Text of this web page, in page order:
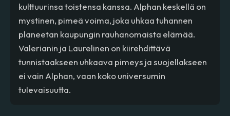
kulttuurinsa toistensa kanssa. Alphan keskellä on
mystinen, pimeä voima, joka uhkaa tuhannen
planeetan kaupungin rauhanomaista elämää.
Valerianin ja Laurelinen on kiirehdittävä
tunnistaakseen uhkaava pimeys ja suojellakseen
ei vain Alphan, vaan koko universumin
tulevaisuutta.